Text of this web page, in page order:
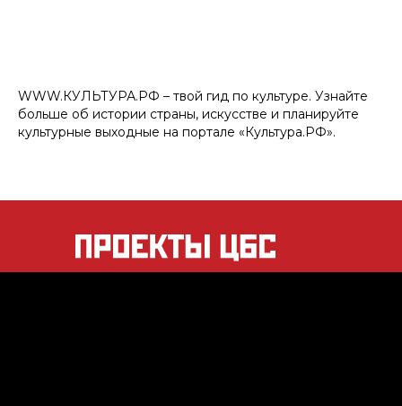
WWW.КУЛЬТУРА.РФ – твой гид по культуре. Узнайте
больше об истории страны, искусстве и планируйте
культурные выходные на портале «Культура.РФ».